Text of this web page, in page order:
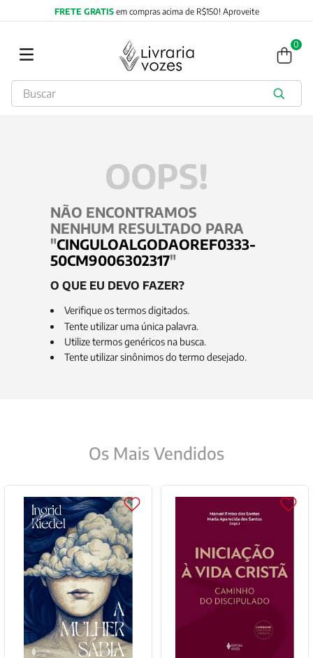
FRETE GRATISem compras acima de R$150! Aproveite
0
Buscar
OOPS!
NÃO ENCONTRAMOS
NENHUM RESULTADO PARA
"CINGULOALGODAOREF0333-
50CM9006302317"
O QUE EU DEVO FAZER?
Verifique os termos digitados.
Tente utilizar uma única palavra.
Utilize termos genéricos na busca.
Tente utilizar sinônimos do termo desejado.
Os Mais Vendidos
TERMOS MAIS BUSCADOS
byung chul han
pré venda
biblia
anselm grun
santo agostinho
verena kast